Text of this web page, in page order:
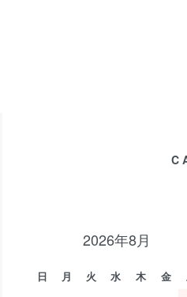
2026年8月
日 月 火 水 木 金